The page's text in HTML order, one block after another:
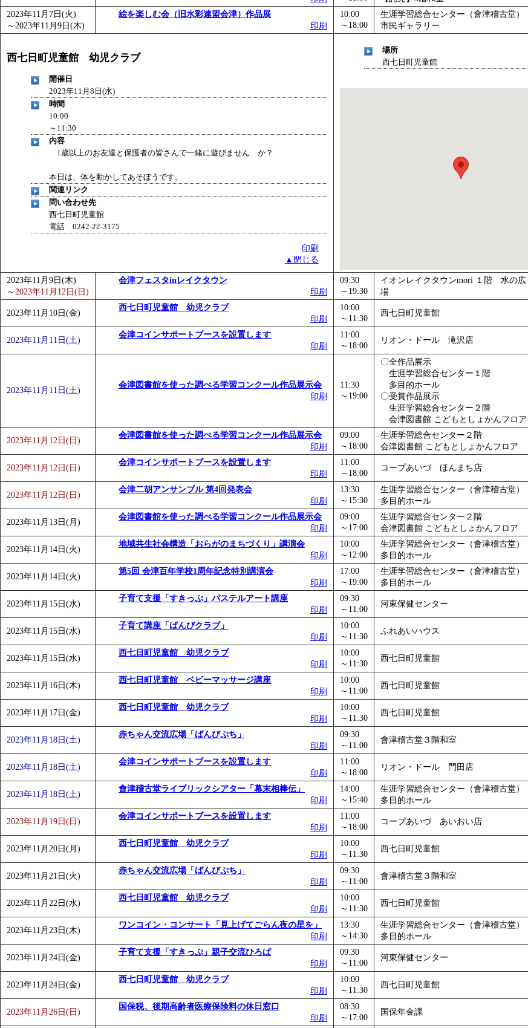
2023年11月7日(火)
～ 2023年11月9日(木)
絵を楽しむ会（旧水彩連盟会津）作品展
印刷
10:00
～18:00
生涯学習総合センター（會津稽古堂）
市民ギャラリー
西七日町児童館 幼児クラブ
開催日
2023年11月8日(水)
時間
10:00
～11:30
内容
1歳以上のお友達と保護者の皆さんで一緒に遊びません か？
本日は、体を動かしてあそぼうです。
関連リンク
問い合わせ先
西七日町児童館
電話 0242-22-3175
印刷
▲閉じる
場所
西七日町児童館
2023年11月9日(木)
～ 2023年11月12日(日)
会津フェスタinレイクタウン
印刷
09:30
～19:30
イオンレイクタウンmori １階 水の広
場
2023年11月10日(金)
西七日町児童館 幼児クラブ
印刷
10:00
～11:30
西七日町児童館
2023年11月11日(土)
会津コインサポートブースを設置します
印刷
11:00
～18:00
リオン・ドール 滝沢店
2023年11月11日(土)
会津図書館を使った調べる学習コンクール作品展示会
印刷
11:30
～19:00
〇全作品展示
生涯学習総合センター１階
多目的ホール
〇受賞作品展示
生涯学習総合センター２階
会津図書館 こどもとしょかんフロア
2023年11月12日(日)
会津図書館を使った調べる学習コンクール作品展示会
印刷
09:00
～18:00
生涯学習総合センター２階
会津図書館 こどもとしょかんフロア
2023年11月12日(日)
会津コインサポートブースを設置します
印刷
11:00
～18:00
コープあいづ ほんまち店
2023年11月12日(日)
会津二胡アンサンブル 第4回発表会
印刷
13:30
～15:30
生涯学習総合センター（會津稽古堂）
多目的ホール
2023年11月13日(月)
会津図書館を使った調べる学習コンクール作品展示会
印刷
09:00
～17:00
生涯学習総合センター２階
会津図書館 こどもとしょかんフロア
2023年11月14日(火)
地域共生社会構造「おらがのまちづくり」講演会
印刷
10:00
～12:00
生涯学習総合センター（會津稽古堂）
多目的ホール
2023年11月14日(火)
第5回 会津百年学校1周年記念特別講演会
印刷
17:00
～19:00
生涯学習総合センター（會津稽古堂）
多目的ホール
2023年11月15日(水)
子育て支援「すきっぷ」パステルアート講座
印刷
09:30
～11:00
河東保健センター
2023年11月15日(水)
子育て講座「ばんびクラブ」
印刷
10:00
～11:30
ふれあいハウス
2023年11月15日(水)
西七日町児童館 幼児クラブ
印刷
10:00
～11:30
西七日町児童館
2023年11月16日(木)
西七日町児童館 ベビーマッサージ講座
印刷
10:00
～11:00
西七日町児童館
2023年11月17日(金)
西七日町児童館 幼児クラブ
印刷
10:00
～11:30
西七日町児童館
2023年11月18日(土)
赤ちゃん交流広場「ばんびぷち」
印刷
09:30
～11:00
會津稽古堂３階和室
2023年11月18日(土)
会津コインサポートブースを設置します
印刷
11:00
～18:00
リオン・ドール 門田店
2023年11月18日(土)
會津稽古堂ライブリックシアター「幕末相棒伝」
印刷
14:00
～15:40
生涯学習総合センター（會津稽古堂）
多目的ホール
2023年11月19日(日)
会津コインサポートブースを設置します
印刷
11:00
～18:00
コープあいづ あいおい店
2023年11月20日(月)
西七日町児童館 幼児クラブ
印刷
10:00
～11:30
西七日町児童館
2023年11月21日(火)
赤ちゃん交流広場「ばんびぷち」
印刷
09:30
～11:00
會津稽古堂３階和室
2023年11月22日(水)
西七日町児童館 幼児クラブ
印刷
10:00
～11:30
西七日町児童館
2023年11月23日(木)
ワンコイン・コンサート「見上げてごらん夜の星を」
印刷
13:30
～14:30
生涯学習総合センター（會津稽古堂）
多目的ホール
2023年11月24日(金)
子育て支援「すきっぷ」親子交流ひろば
印刷
09:30
～11:00
河東保健センター
2023年11月24日(金)
西七日町児童館 幼児クラブ
印刷
10:00
～11:30
西七日町児童館
2023年11月26日(日)
国保税、後期高齢者医療保険料の休日窓口
印刷
08:30
～17:00
国保年金課